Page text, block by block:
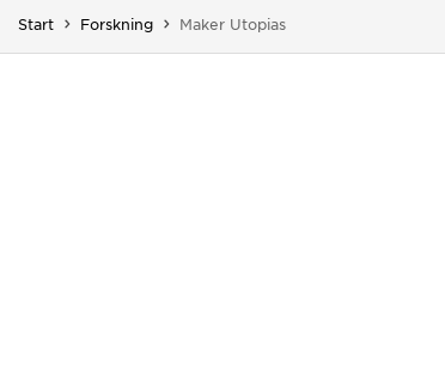
Start Forskning Du är här:
Maker Utopias